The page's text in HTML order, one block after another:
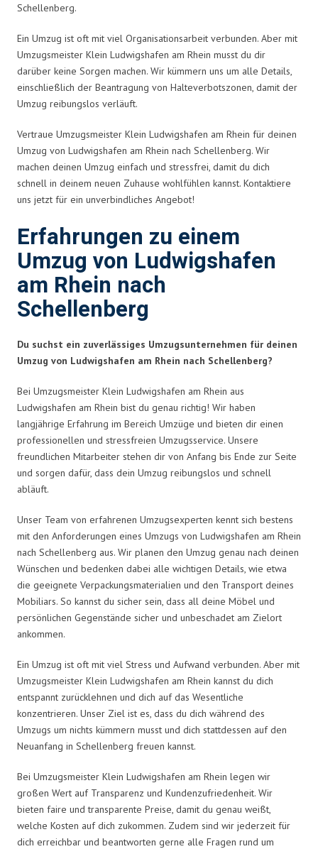
Schellenberg.
Ein Umzug ist oft mit viel Organisationsarbeit verbunden. Aber mit
Umzugsmeister Klein Ludwigshafen am Rhein musst du dir
darüber keine Sorgen machen. Wir kümmern uns um alle Details,
einschließlich der Beantragung von Halteverbotszonen, damit der
Umzug reibungslos verläuft.
Vertraue Umzugsmeister Klein Ludwigshafen am Rhein für deinen
Umzug von Ludwigshafen am Rhein nach Schellenberg. Wir
machen deinen Umzug einfach und stressfrei, damit du dich
schnell in deinem neuen Zuhause wohlfühlen kannst. Kontaktiere
uns jetzt für ein unverbindliches Angebot!
Erfahrungen zu einem
Umzug von Ludwigshafen
am Rhein nach
Schellenberg
Du suchst ein zuverlässiges Umzugsunternehmen für deinen
Umzug von Ludwigshafen am Rhein nach Schellenberg?
Bei Umzugsmeister Klein Ludwigshafen am Rhein aus
Ludwigshafen am Rhein bist du genau richtig! Wir haben
langjährige Erfahrung im Bereich Umzüge und bieten dir einen
professionellen und stressfreien Umzugsservice. Unsere
freundlichen Mitarbeiter stehen dir von Anfang bis Ende zur Seite
und sorgen dafür, dass dein Umzug reibungslos und schnell
abläuft.
Unser Team von erfahrenen Umzugsexperten kennt sich bestens
mit den Anforderungen eines Umzugs von Ludwigshafen am Rhein
nach Schellenberg aus. Wir planen den Umzug genau nach deinen
Wünschen und bedenken dabei alle wichtigen Details, wie etwa
die geeignete Verpackungsmaterialien und den Transport deines
Mobiliars. So kannst du sicher sein, dass all deine Möbel und
persönlichen Gegenstände sicher und unbeschadet am Zielort
ankommen.
Ein Umzug ist oft mit viel Stress und Aufwand verbunden. Aber mit
Umzugsmeister Klein Ludwigshafen am Rhein kannst du dich
entspannt zurücklehnen und dich auf das Wesentliche
konzentrieren. Unser Ziel ist es, dass du dich während des
Umzugs um nichts kümmern musst und dich stattdessen auf den
Neuanfang in Schellenberg freuen kannst.
Bei Umzugsmeister Klein Ludwigshafen am Rhein legen wir
großen Wert auf Transparenz und Kundenzufriedenheit. Wir
bieten faire und transparente Preise, damit du genau weißt,
welche Kosten auf dich zukommen. Zudem sind wir jederzeit für
dich erreichbar und beantworten gerne alle Fragen rund um